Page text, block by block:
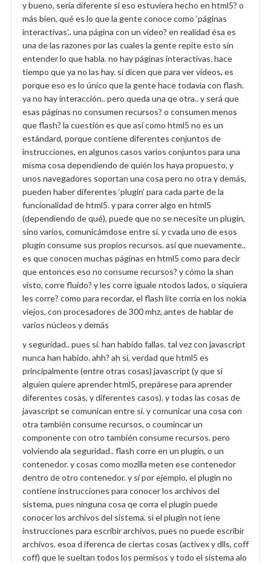
y bueno, sería diferente si eso estuviera hecho en html5? o
más bien, qué es lo que la gente conoce como ‘páginas
interactivas’.. una página con un video? en realidad ésa es
una de las razones por las cuales la gente repite esto sin
entender lo que habla. no hay páginas interactivas. hace
tiempo que ya no las hay. si dicen que para ver videos, es
porque eso es lo único que la gente hace todavía con flash.
ya no hay interacción.. pero queda una qe otra.. y será que
esas páginas no consumen recursos? o consumen menos
que flash? la cuestión es que así como html5 no es un
estándard, porque contiene diferentes conjuntos de
instrucciones, en algunos casos varios conjuntos para una
misma cosa dependiendo de quién los haya propuesto, y
unos navegadores soportan una cosa pero no otra y demás,
pueden haber diferentes ‘plugin’ para cada parte de la
funcionalidad de html5. y para correr algo en html5
(dependiendo de qué), puede que no se necesite un plugin,
sino varios, comunicámdose entre sí. y cvada uno de esos
plugin consume sus propios recursos. así que nuevamente..
es que conocen muchas páginas en html5 como para decir
que entonces eso no consume recursos? y cómo la shan
visto, corre fluido? y les corre iguale ntodos lados, o siquiera
les corre? como para recordar, el flash lite corría en los nokia
viejos, con procesadores de 300 mhz, antes de hablar de
varios núcleos y demás
y seguridad.. pues sí. han habido fallas. tal vez con javascript
nunca han habido. ahh? ah sí, verdad que html5 es
principalmente (entre otras cosas) javascript (y que si
alguien quiere aprender html5, prepárese para aprender
diferentes cosas, y diferentes casos). y todas las cosas de
javascript se comunican entre sí. y comunicar una cosa con
otra también consume recursos, o coumincar un
componente con otro también consume recursos. pero
volviendo ala seguridad.. flash corre en un plugin, o un
contenedor. y cosas como mozilla meten ese contenedor
dentro de otro contenedor. y si por ejemplo, el plugin no
contiene instrucciones para conocer los archivos del
sistema, pues ninguna cosa qe corra el plugin puede
conocer los archivos del sistema. si el plugin not iene
instrucciones para escribir archivos, pues no puede escribir
archivos. esoa d iferenca de ciertas cosas (activex y dlls, coff
coff) que le sueltan todos los permisos y todo el sistema alo